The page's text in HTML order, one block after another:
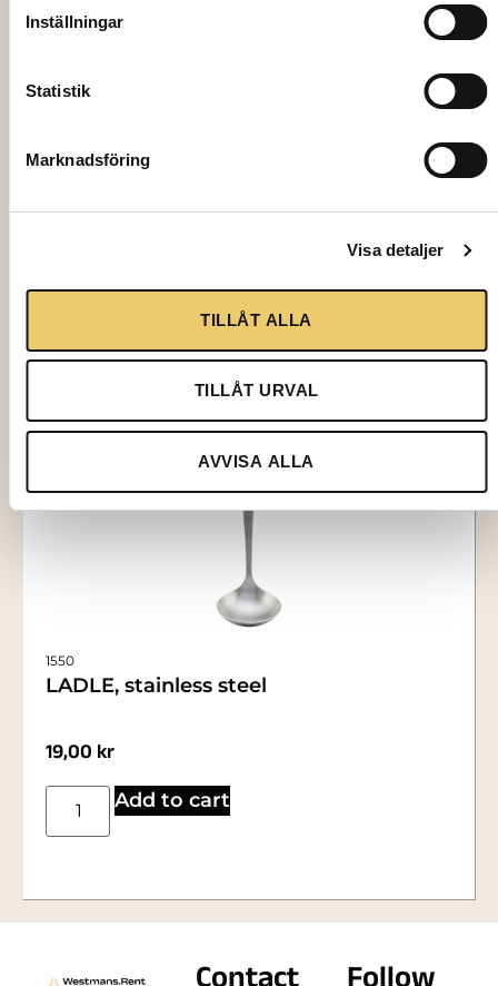
Inställningar
Statistik
Marknadsföring
Visa detaljer
TILLÅT ALLA
TILLÅT URVAL
AVVISA ALLA
94,00kr
1550
LADLE, stainless steel
19,00 kr
Add to cart